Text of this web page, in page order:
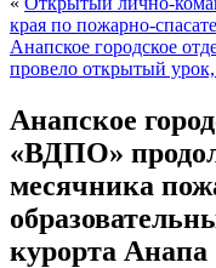
края по пожарно-
Анапское городское
провело открытый
Анапское
«ВДПО»
месячника
курорта Анапа